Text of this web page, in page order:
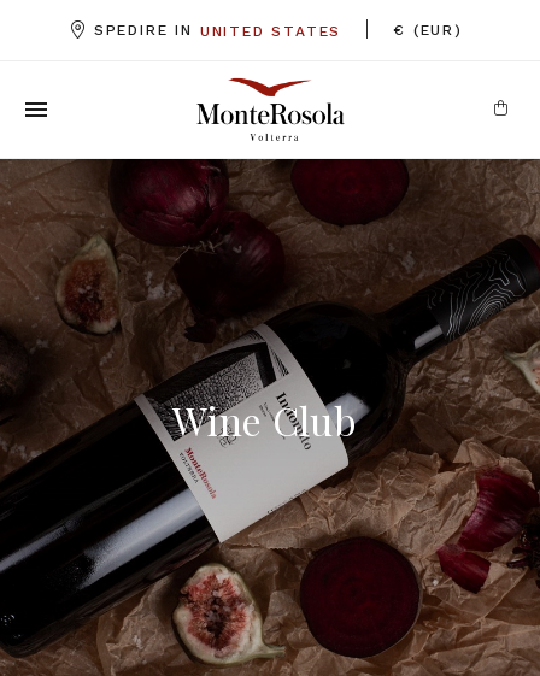
SPEDIRE IN UNITED STATES | € (EUR)
Wine Club
Wine Club